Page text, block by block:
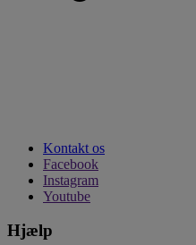
Kontakt os
Facebook
Instagram
Youtube
Hjælp